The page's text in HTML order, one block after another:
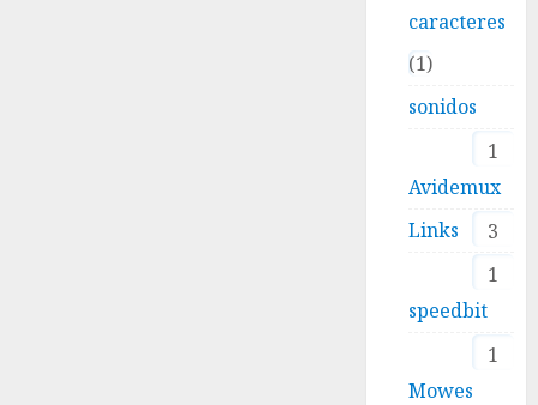
caracteres
1
sonidos
1
Avidemux
3
Links
1
speedbit
1
Mowes